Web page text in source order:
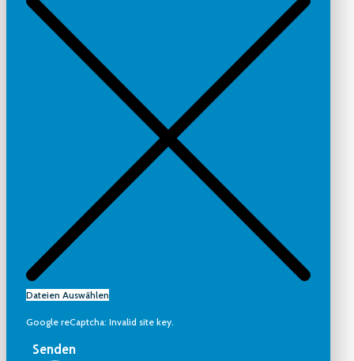
Dateien Auswählen
Google reCaptcha: Invalid site key.
Senden